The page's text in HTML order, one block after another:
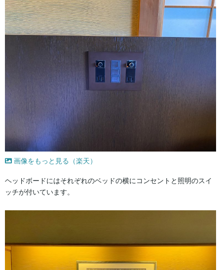
画像をもっと見る（楽天）
ヘッドボードにはそれぞれのベッドの横にコンセントと照明のスイ
ッチが付いています。